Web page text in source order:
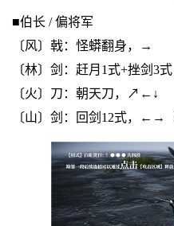
■伯长 / 偏将军
〔风〕戟：怪蟒翻身，→
〔林〕剑：赶月1式+挫剑3
〔火〕刀：朝天刀，↗←↓
〔山〕剑：回剑12式，←→